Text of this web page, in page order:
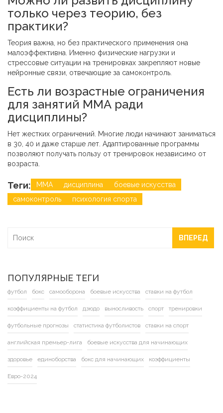
только через теорию, без
практики?
Теория важна, но без практического применения она
малоэффективна. Именно физические нагрузки и
стрессовые ситуации на тренировках закрепляют новые
нейронные связи, отвечающие за самоконтроль.
Есть ли возрастные ограничения
для занятий ММА ради
дисциплины?
Нет жестких ограничений. Многие люди начинают заниматься
в 30, 40 и даже старше лет. Адаптированные программы
позволяют получать пользу от тренировок независимо от
возраста.
Теги: ММА дисциплина
боевые искусства
самоконтроль
психология спорта
ВПЕРЕД
ПОПУЛЯРНЫЕ ТЕГИ
футбол бокс самооборона боевые искусства ставки на футбол
коэффициенты на футбол дзюдо выносливость спорт тренировки
футбольные прогнозы статистика футболистов ставки на спорт
английская премьер-лига боевые искусства для начинающих
здоровье единоборства бокс для начинающих коэффициенты
Евро-2024